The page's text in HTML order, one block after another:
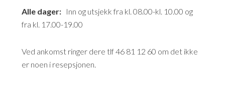
Alle dager:Inn og utsjekk fra kl. 08.00-kl. 10.00 og
fra kl. 17.00-19.00
Ved ankomst ringer dere tlf 46 81 12 60 om det ikke
er noen i resepsjonen.